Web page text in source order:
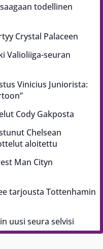
todellinen
Crystal Palaceen
Valioliiga-seuran
Vinicius Juniorista:
Cody Gakposta
Chelsean
aloitettu
Man Cityn
tarjousta Tottenhamin
uusi seura selvisi